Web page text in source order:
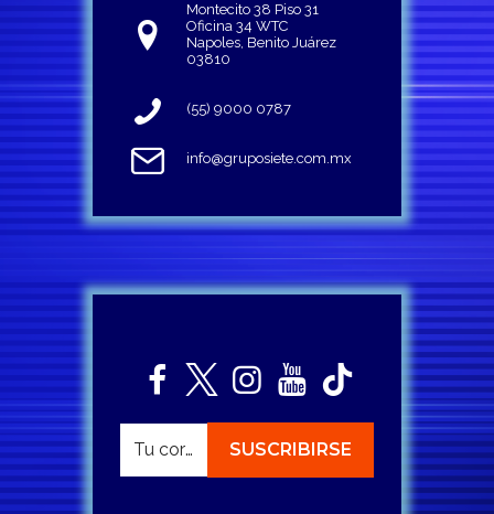
Montecito 38 Piso 31
Oficina 34 WTC
Napoles, Benito Juárez
03810
(55) 9000 0787
info@gruposiete.com.mx